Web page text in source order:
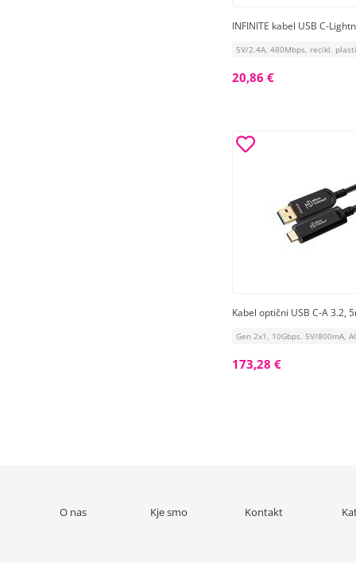
INFINITE kabel USB C-
5V/2.4A, 480Mbps, recikl.
20,86 €
Kabel optični USB C-A 3.2,
Gen 2x1, 10Gbps, 5V/800mA,
173,28 €
O nas Kje smo Kontakt